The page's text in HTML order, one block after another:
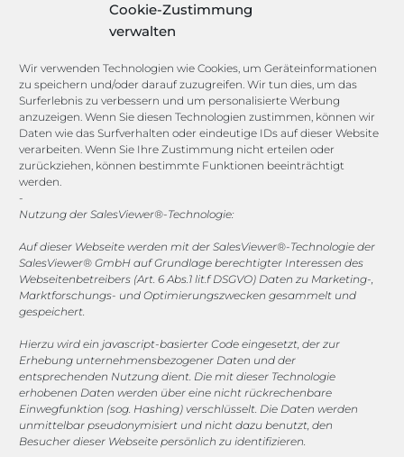
Cookie-Zustimmung
verwalten
Wir verwenden Technologien wie Cookies, um Geräteinformationen
zu speichern und/oder darauf zuzugreifen. Wir tun dies, um das
Surferlebnis zu verbessern und um personalisierte Werbung
anzuzeigen. Wenn Sie diesen Technologien zustimmen, können wir
Daten wie das Surfverhalten oder eindeutige IDs auf dieser Website
verarbeiten. Wenn Sie Ihre Zustimmung nicht erteilen oder
zurückziehen, können bestimmte Funktionen beeinträchtigt
werden.
-
Nutzung der SalesViewer®-Technologie:
Auf dieser Webseite werden mit der SalesViewer®-Technologie der
SalesViewer® GmbH auf Grundlage berechtigter Interessen des
Webseitenbetreibers (Art. 6 Abs.1 lit.f DSGVO) Daten zu Marketing-,
Marktforschungs- und Optimierungszwecken gesammelt und
gespeichert.
Hierzu wird ein javascript-basierter Code eingesetzt, der zur
Erhebung unternehmensbezogener Daten und der
entsprechenden Nutzung dient. Die mit dieser Technologie
erhobenen Daten werden über eine nicht rückrechenbare
Einwegfunktion (sog. Hashing) verschlüsselt. Die Daten werden
unmittelbar pseudonymisiert und nicht dazu benutzt, den
Besucher dieser Webseite persönlich zu identifizieren.
Target Group Fitting
Licence Manager
Lexicon
Channels
vertrieb@megasoft.de
+49 2173 265 06 0
Mo. - Do. 08:00 - 17:00 Uhr
Fr. 08:00 - 15:00 Uhr
Sponsoring
1. FC Monheim